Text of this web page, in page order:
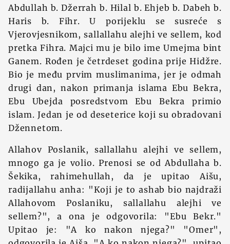
Abdullah b. Džerrah b. Hilal b. Ehjeb b. Dabeh b.
Haris b. Fihr. U porijeklu se susreće s
Vjerovjesnikom, sallallahu alejhi ve sellem, kod
pretka Fihra. Majci mu je bilo ime Umejma bint
Ganem. Rođen je četrdeset godina prije Hidžre.
Bio je među prvim muslimanima, jer je odmah
drugi dan, nakon primanja islama Ebu Bekra,
Ebu Ubejda posredstvom Ebu Bekra primio
islam. Jedan je od deseterice koji su obradovani
Džennetom.
Allahov Poslanik, sallallahu alejhi ve sellem,
mnogo ga je volio. Prenosi se od Abdullaha b.
Šekika, rahimehullah, da je upitao Aišu,
radijallahu anha: "Koji je to ashab bio najdraži
Allahovom Poslaniku, sallallahu alejhi ve
sellem?", a ona je odgovorila: "Ebu Bekr."
Upitao je: "A ko nakon njega?" "Omer",